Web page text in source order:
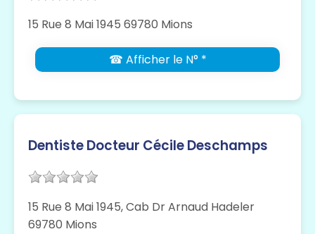
15 Rue 8 Mai 1945 69780 Mions
☎ Afficher le N° *
Dentiste Docteur Cécile Deschamps
15 Rue 8 Mai 1945, Cab Dr Arnaud Hadeler
69780 Mions